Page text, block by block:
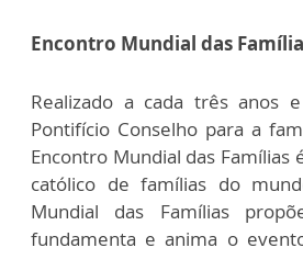
Encontro Mundial das
Realizado a cada três anos
Pontifício Conselho para a
Encontro Mundial das
católico de famílias do
Mundial das Famílias
fundamenta e anima o